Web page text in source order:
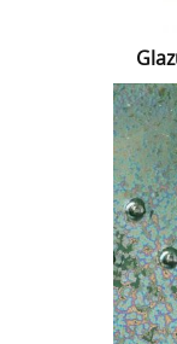
Uitverkoop